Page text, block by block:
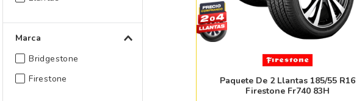
Marca
Bridgestone
Firestone
Paquete De 2 Llantas 185/55 R16
Firestone Fr740 83H